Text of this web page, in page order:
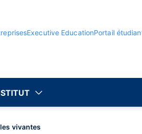
Executive EducationPortail
vivantes